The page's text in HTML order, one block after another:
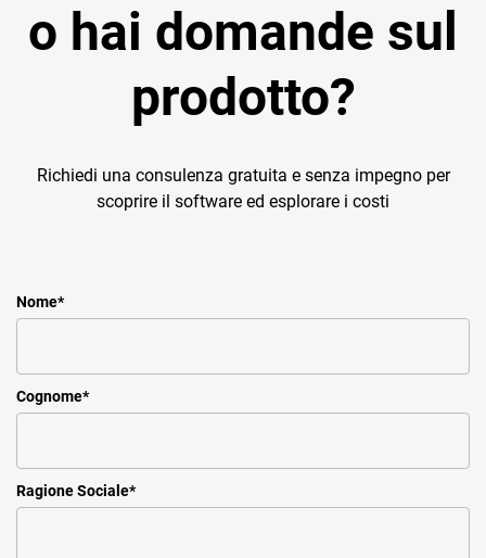
o hai domande sul
prodotto?
Richiedi una consulenza gratuita e senza impegno per
scoprire il software ed esplorare i costi
Nome*
Cognome*
Ragione Sociale*